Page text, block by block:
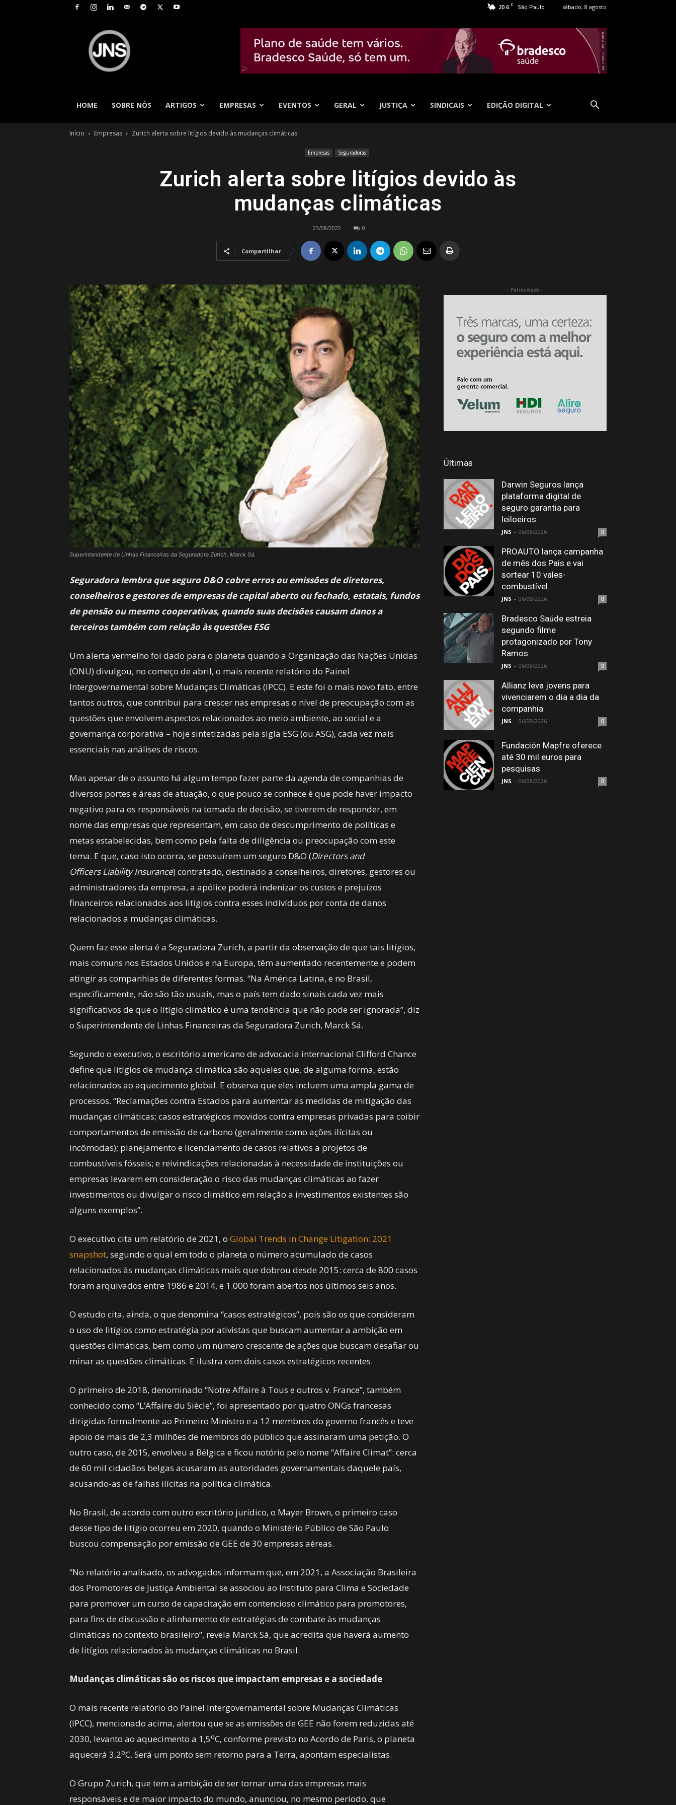
20.6 C São Paulo sábado, 8 agosto
HOME
SOBRE NÓS ARTIGOS EMPRESAS EVENTOS GERAL JUSTIÇA SINDICAIS EDIÇÃO DIGITAL
Início Empresas Zurich alerta sobre litígios devido às mudanças climáticas
Empresas Seguradoras
Zurich alerta sobre litígios devido às
mudanças climáticas
23/08/2022 0
Compartilhar
Superintendente de Linhas Financeiras da Seguradora Zurich, Marck Sá.
Seguradora lembra que seguro D&O cobre erros ou emissões de diretores,
conselheiros e gestores de empresas de capital aberto ou fechado, estatais, fundos
de pensão ou mesmo cooperativas, quando suas decisões causam danos a
terceiros também com relação às questões ESG
Um alerta vermelho foi dado para o planeta quando a Organização das Nações Unidas
(ONU) divulgou, no começo de abril, o mais recente relatório do Painel
Intergovernamental sobre Mudanças Climáticas (IPCC). E este foi o mais novo fato, entre
tantos outros, que contribui para crescer nas empresas o nível de preocupação com as
questões que envolvem aspectos relacionados ao meio ambiente, ao social e a
governança corporativa – hoje sintetizadas pela sigla ESG (ou ASG), cada vez mais
essenciais nas análises de riscos.
Mas apesar de o assunto há algum tempo fazer parte da agenda de companhias de
diversos portes e áreas de atuação, o que pouco se conhece é que pode haver impacto
negativo para os responsáveis na tomada de decisão, se tiverem de responder, em
nome das empresas que representam, em caso de descumprimento de políticas e
metas estabelecidas, bem como pela falta de diligência ou preocupação com este
tema. E que, caso isto ocorra, se possuírem um seguro D&O (Directors and
Officers Liability Insurance) contratado, destinado a conselheiros, diretores, gestores ou
administradores da empresa, a apólice poderá indenizar os custos e prejuízos
financeiros relacionados aos litígios contra esses indivíduos por conta de danos
relacionados a mudanças climáticas.
Quem faz esse alerta é a Seguradora Zurich, a partir da observação de que tais litígios,
mais comuns nos Estados Unidos e na Europa, têm aumentado recentemente e podem
atingir as companhias de diferentes formas. “Na América Latina, e no Brasil,
especificamente, não são tão usuais, mas o país tem dado sinais cada vez mais
significativos de que o litígio climático é uma tendência que não pode ser ignorada”, diz
o Superintendente de Linhas Financeiras da Seguradora Zurich, Marck Sá.
Segundo o executivo, o escritório americano de advocacia internacional Clifford Chance
define que litígios de mudança climática são aqueles que, de alguma forma, estão
relacionados ao aquecimento global. E observa que eles incluem uma ampla gama de
processos. “Reclamações contra Estados para aumentar as medidas de mitigação das
mudanças climáticas; casos estratégicos movidos contra empresas privadas para coibir
comportamentos de emissão de carbono (geralmente como ações ilícitas ou
incômodas); planejamento e licenciamento de casos relativos a projetos de
combustíveis fósseis; e reivindicações relacionadas à necessidade de instituições ou
empresas levarem em consideração o risco das mudanças climáticas ao fazer
investimentos ou divulgar o risco climático em relação a investimentos existentes são
alguns exemplos”.
O executivo cita um relatório de 2021, o Global Trends in Change Litigation: 2021
snapshot, segundo o qual em todo o planeta o número acumulado de casos
relacionados às mudanças climáticas mais que dobrou desde 2015: cerca de 800 casos
foram arquivados entre 1986 e 2014, e 1.000 foram abertos nos últimos seis anos.
O estudo cita, ainda, o que denomina “casos estratégicos”, pois são os que consideram
o uso de litígios como estratégia por ativistas que buscam aumentar a ambição em
questões climáticas, bem como um número crescente de ações que buscam desafiar ou
minar as questões climáticas. E ilustra com dois casos estratégicos recentes.
O primeiro de 2018, denominado “Notre Affaire à Tous e outros v. France”, também
conhecido como “L’Affaire du Siècle”, foi apresentado por quatro ONGs francesas
dirigidas formalmente ao Primeiro Ministro e a 12 membros do governo francês e teve
apoio de mais de 2,3 milhões de membros do público que assinaram uma petição. O
outro caso, de 2015, envolveu a Bélgica e ficou notório pelo nome “Affaire Climat”: cerca
de 60 mil cidadãos belgas acusaram as autoridades governamentais daquele país,
acusando-as de falhas ilícitas na política climática.
No Brasil, de acordo com outro escritório jurídico, o Mayer Brown, o primeiro caso
desse tipo de litígio ocorreu em 2020, quando o Ministério Público de São Paulo
buscou compensação por emissão de GEE de 30 empresas aéreas.
“No relatório analisado, os advogados informam que, em 2021, a Associação Brasileira
dos Promotores de Justiça Ambiental se associou ao Instituto para Clima e Sociedade
para promover um curso de capacitação em contencioso climático para promotores,
para fins de discussão e alinhamento de estratégias de combate às mudanças
climáticas no contexto brasileiro”, revela Marck Sá, que acredita que haverá aumento
de litígios relacionados às mudanças climáticas no Brasil.
Mudanças climáticas são os riscos que impactam empresas e a sociedade
O mais recente relatório do Painel Intergovernamental sobre Mudanças Climáticas
(IPCC), mencionado acima, alertou que se as emissões de GEE não forem reduzidas até
2030, levanto ao aquecimento a 1,5oC, conforme previsto no Acordo de Paris, o planeta
aquecerá 3,2oC. Será um ponto sem retorno para a Terra, apontam especialistas.
O Grupo Zurich, que tem a ambição de ser tornar uma das empresas mais
responsáveis e de maior impacto do mundo, anunciou, no mesmo período, que
- Patrocinado -
Últimas
Darwin Seguros lança
plataforma digital de
seguro garantia para
leiloeiros
JNS - 06/08/2026 0
PROAUTO lança campanha
de mês dos Pais e vai
sortear 10 vales-
combustível
JNS - 06/08/2026 0
Bradesco Saúde estreia
segundo filme
protagonizado por Tony
Ramos
JNS - 06/08/2026 0
Allianz leva jovens para
vivenciarem o dia a dia da
companhia
JNS - 06/08/2026 0
Fundación Mapfre oferece
até 30 mil euros para
pesquisas
JNS - 06/08/2026 0